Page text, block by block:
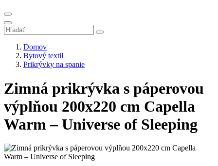
Domov
Bytový textil
Prikrývky na spanie
Zimná prikrývka s páperovou
výplňou 200x220 cm Capella
Warm – Universe of Sleeping